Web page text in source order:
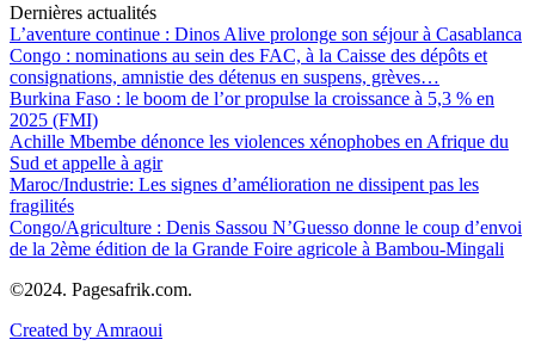
Dernières actualités
L’aventure continue : Dinos Alive prolonge son séjour à Casablanca
Congo : nominations au sein des FAC, à la Caisse des dépôts et
consignations, amnistie des détenus en suspens, grèves…
Burkina Faso : le boom de l’or propulse la croissance à 5,3 % en
2025 (FMI)
Achille Mbembe dénonce les violences xénophobes en Afrique du
Sud et appelle à agir
Maroc/Industrie: Les signes d’amélioration ne dissipent pas les
fragilités
Congo/Agriculture : Denis Sassou N’Guesso donne le coup d’envoi
de la 2ème édition de la Grande Foire agricole à Bambou-Mingali
©2024. Pagesafrik.com.
Created by Amraoui